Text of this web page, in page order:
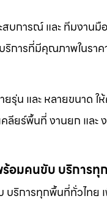
บการณ์ และ ทีมงาน
ริการที่มีคุณภาพในราค
ยรุ่น และ หลายขนาด
ยร์พื้นที่ งานยก และ
ร้อมคนขับ บริการ
ริการทุกพื้นที่ทั่วไทย